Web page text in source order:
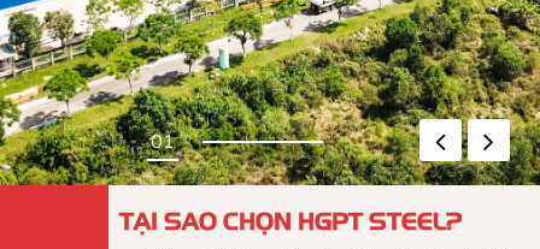
TẠI SAO CHỌN HGPT STEEL?